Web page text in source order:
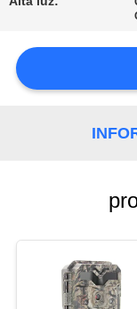
CON
UNA